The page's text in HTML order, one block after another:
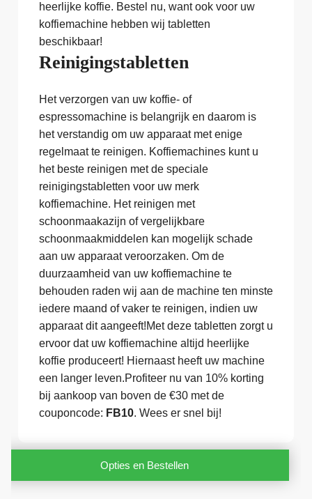
heerlijke koffie. Bestel nu, want ook voor uw
koffiemachine hebben wij tabletten
beschikbaar!
Reinigingstabletten
Het verzorgen van uw koffie- of
espressomachine is belangrijk en daarom is
het verstandig om uw apparaat met enige
regelmaat te reinigen. Koffiemachines kunt u
het beste reinigen met de speciale
reinigingstabletten voor uw merk
koffiemachine. Het reinigen met
schoonmaakazijn of vergelijkbare
schoonmaakmiddelen kan mogelijk schade
aan uw apparaat veroorzaken. Om de
duurzaamheid van uw koffiemachine te
behouden raden wij aan de machine ten minste
iedere maand of vaker te reinigen, indien uw
apparaat dit aangeeft!Met deze tabletten zorgt u
ervoor dat uw koffiemachine altijd heerlijke
koffie produceert! Hiernaast heeft uw machine
een langer leven.Profiteer nu van 10% korting
bij aankoop van boven de €30 met de
couponcode: FB10. Wees er snel bij!
Opties en Bestellen